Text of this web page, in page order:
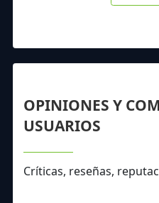
OPINIONES Y
USUARIOS
Críticas, reseñas,